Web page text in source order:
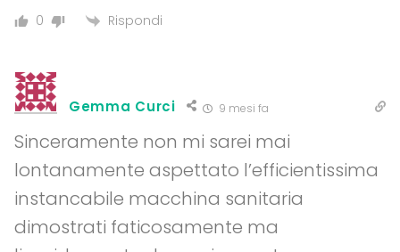
0 Rispondi
Gemma Curci 9 mesi fa
Sinceramente non mi sarei mai
lontanamente aspettato l’efficientissima
instancabile macchina sanitaria
dimostrati faticosamente ma